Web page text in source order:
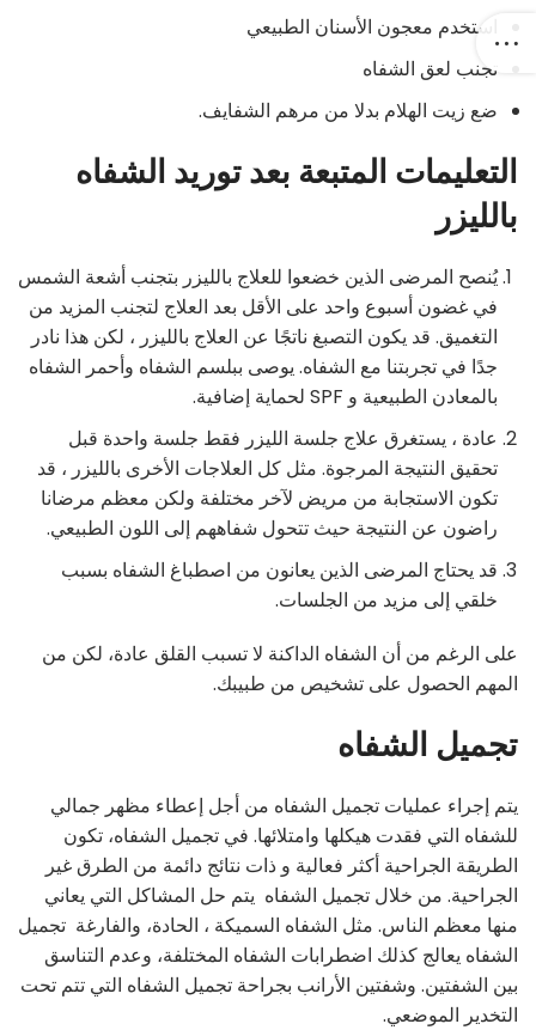
استخدم معجون الأسنان الطبيعي
تجنب لعق الشفاه
ضع زيت الهلام بدلا من مرهم الشفايف.
التعليمات المتبعة بعد توريد الشفاه
بالليزر
يُنصح المرضى الذين خضعوا للعلاج بالليزر بتجنب أشعة الشمس
في غضون أسبوع واحد على الأقل بعد العلاج لتجنب المزيد من
التغميق. قد يكون التصبغ ناتجًا عن العلاج بالليزر ، لكن هذا نادر
جدًا في تجربتنا مع الشفاه. يوصى ببلسم الشفاه وأحمر الشفاه
بالمعادن الطبيعية و SPF لحماية إضافية.
عادة ، يستغرق علاج جلسة الليزر فقط جلسة واحدة قبل
تحقيق النتيجة المرجوة. مثل كل العلاجات الأخرى بالليزر ، قد
تكون الاستجابة من مريض لآخر مختلفة ولكن معظم مرضانا
راضون عن النتيجة حيث تتحول شفاههم إلى اللون الطبيعي.
قد يحتاج المرضى الذين يعانون من اصطباغ الشفاه بسبب
خلقي إلى مزيد من الجلسات.
على الرغم من أن الشفاه الداكنة لا تسبب القلق عادة، لكن من
المهم الحصول على تشخيص من طبيبك.
تجميل الشفاه
يتم إجراء عمليات تجميل الشفاه من أجل إعطاء مظهر جمالي
للشفاه التي فقدت هيكلها وامتلائها. في تجميل الشفاه، تكون
الطريقة الجراحية أكثر فعالية و ذات نتائج دائمة من الطرق غير
الجراحية. من خلال تجميل الشفاه يتم حل المشاكل التي يعاني
منها معظم الناس. مثل الشفاه السميكة ، الحادة، والفارغة تجميل
الشفاه يعالج كذلك اضطرابات الشفاه المختلفة، وعدم التناسق
بين الشفتين. وشفتين الأرانب بجراحة تجميل الشفاه التي تتم تحت
التخدير الموضعي.